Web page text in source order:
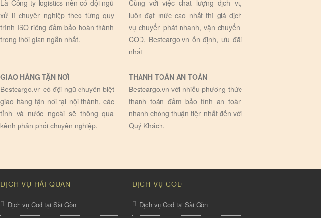
Là Công ty logistics nên có đội ngũ
xử lí chuyên nghiệp theo từng quy
trình ISO riêng đảm bảo hoàn thành
trong thời gian ngắn nhất.
Cùng với việc chất lượng dịch vụ
luôn đạt mức cao nhất thì giá dịch
vụ chuyển phát nhanh, vận chuyển,
COD, Bestcargo.vn ổn định, ưu đãi
nhất.
GIAO HÀNG TẬN NƠI
Bestcargo.vn có đội ngũ chuyên biệt
giao hàng tận nơi tại nội thành, các
tỉnh và nước ngoài sẽ thông qua
kênh phân phối chuyên nghiệp.
THANH TOÁN AN TOÀN
Bestcargo.vn với nhiếu phương thức
thanh toán đảm bảo tính an toàn
nhanh chóng thuận tiện nhất đến với
Quý Khách.
DỊCH VỤ HẢI QUAN
Dịch vụ Cod tại Sài Gòn
DỊCH VỤ COD
Dịch vụ Cod tại Sài Gòn